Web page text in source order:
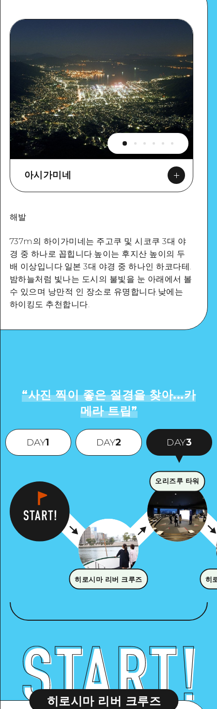
아시가미네
자세히 보기
해발
737m의 하이가미네는 주고쿠 및 시코쿠 3대 야
경 중 하나로 꼽힙니다.높이는 후지산 높이의 두
배 이상입니다.일본 3대 야경 중 하나인 하코다테.
밤하늘처럼 빛나는 도시의 불빛을 눈 아래에서 볼
수 있으며 낭만적 인 장소로 유명합니다.낮에는
하이킹도 추천합니다.
“사진 찍이 좋은 절경을 찾아...카
메라 트립”
DAY1 DAY2 DAY3
히로시마 리버 크루즈
오리즈루 타워
히
히로시마 리버 크루즈